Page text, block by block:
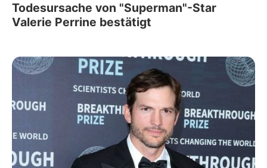
Todesursache von "Superman"-Star
Valerie Perrine bestätigt